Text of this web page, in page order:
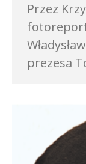
Przez
prezesa